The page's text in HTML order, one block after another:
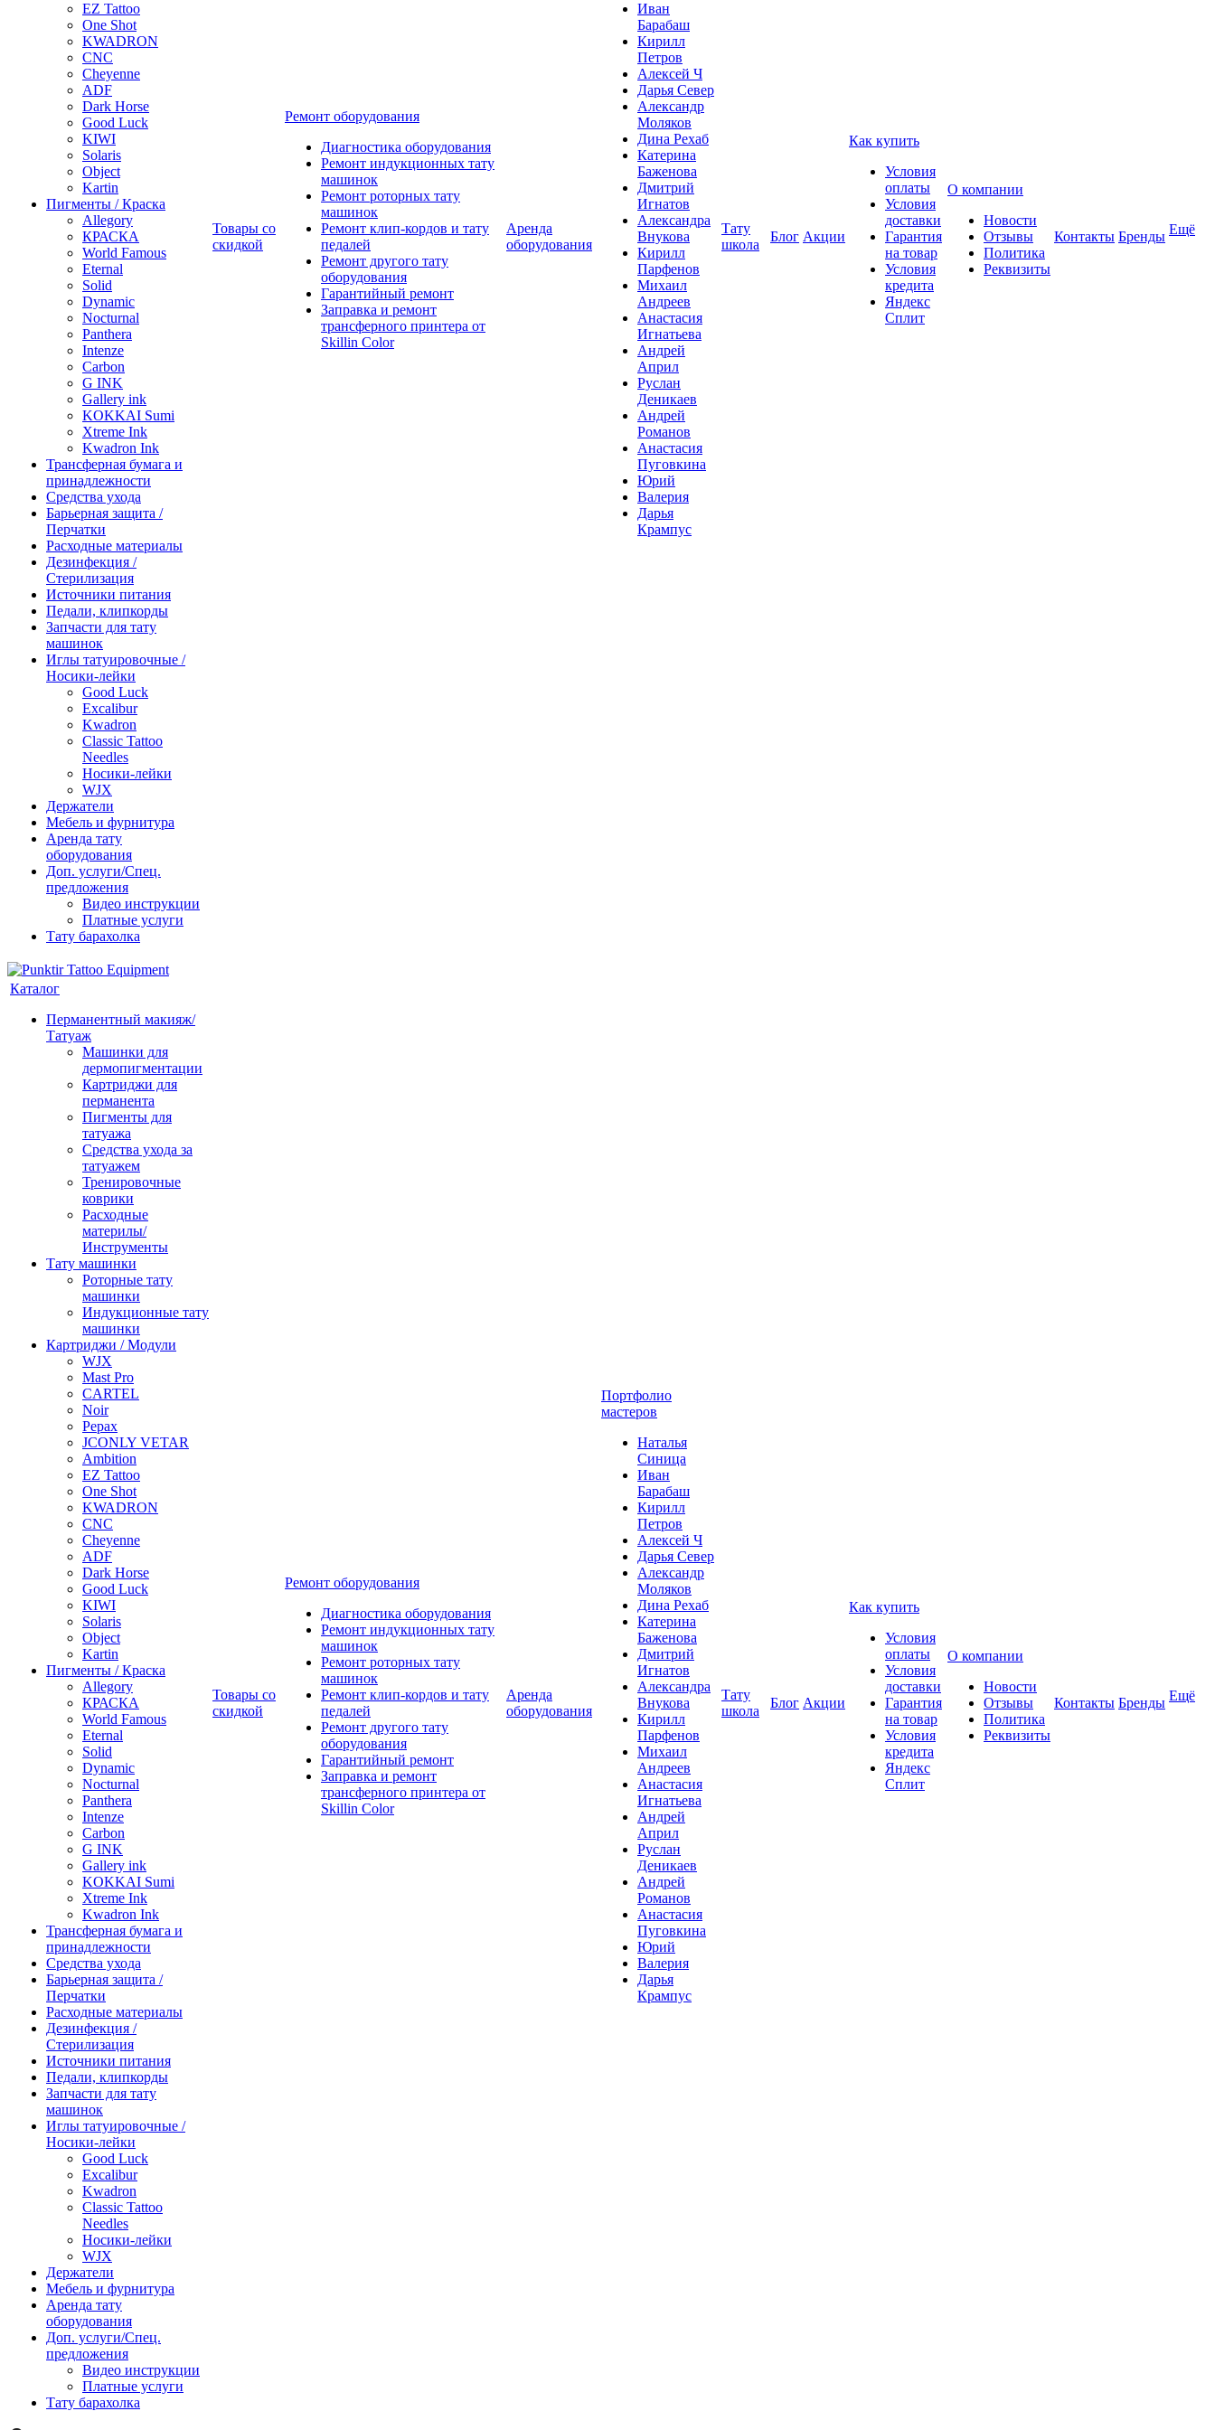
EZ Tattoo
One Shot
KWADRON
CNC
Cheyenne
ADF
Dark Horse
Good Luck
KIWI
Solaris
Object
Kartin
Пигменты / Краска
Allegory
КРАСКА
World Famous
Eternal
Solid
Dynamic
Nocturnal
Panthera
Intenze
Carbon
G INK
Gallery ink
KOKKAI Sumi
Xtreme Ink
Kwadron Ink
Трансферная бумага и
принадлежности
Средства ухода
Барьерная защита /
Перчатки
Расходные материалы
Дезинфекция /
Стерилизация
Источники питания
Педали, клипкорды
Запчасти для тату
машинок
Иглы татуировочные /
Носики-лейки
Good Luck
Excalibur
Kwadron
Classic Tattoo
Needles
Носики-лейки
WJX
Держатели
Мебель и фурнитура
Аренда тату
оборудования
Доп. услуги/Спец.
предложения
Видео инструкции
Платные услуги
Тату барахолка
Товары со
скидкой
Ремонт оборудования
Диагностика оборудования
Ремонт индукционных тату
машинок
Ремонт роторных тату
машинок
Ремонт клип-кордов и тату
педалей
Ремонт другого тату
оборудования
Гарантийный ремонт
Заправка и ремонт
трансферного принтера от
Skillin Color
Аренда
оборудования
Иван
Барабаш
Кирилл
Петров
Алексей Ч
Дарья Север
Александр
Моляков
Дина Рехаб
Катерина
Баженова
Дмитрий
Игнатов
Александра
Внукова
Кирилл
Парфенов
Михаил
Андреев
Анастасия
Игнатьева
Андрей
Април
Руслан
Деникаев
Андрей
Романов
Анастасия
Пуговкина
Юрий
Валерия
Дарья
Крампус
Тату
школа
Блог Акции
Как купить
Условия
оплаты
Условия
доставки
Гарантия
на товар
Условия
кредита
Яндекс
Сплит
О компании
Новости
Отзывы
Политика
Реквизиты
Контакты Бренды Ещё
Каталог
Перманентный макияж/
Татуаж
Машинки для
дермопигментации
Картриджи для
перманента
Пигменты для
татуажа
Средства ухода за
татуажем
Тренировочные
коврики
Расходные
материлы/
Инструменты
Тату машинки
Роторные тату
машинки
Индукционные тату
машинки
Картриджи / Модули
WJX
Mast Pro
CARTEL
Noir
Pepax
JCONLY VETAR
Ambition
EZ Tattoo
One Shot
KWADRON
CNC
Cheyenne
ADF
Dark Horse
Good Luck
KIWI
Solaris
Object
Kartin
Пигменты / Краска
Allegory
КРАСКА
World Famous
Eternal
Solid
Dynamic
Nocturnal
Panthera
Intenze
Carbon
G INK
Gallery ink
KOKKAI Sumi
Xtreme Ink
Kwadron Ink
Трансферная бумага и
принадлежности
Средства ухода
Барьерная защита /
Перчатки
Расходные материалы
Дезинфекция /
Стерилизация
Источники питания
Педали, клипкорды
Запчасти для тату
машинок
Иглы татуировочные /
Носики-лейки
Good Luck
Excalibur
Kwadron
Classic Tattoo
Needles
Носики-лейки
WJX
Держатели
Мебель и фурнитура
Аренда тату
оборудования
Доп. услуги/Спец.
предложения
Видео инструкции
Платные услуги
Тату барахолка
Товары со
скидкой
Ремонт оборудования
Диагностика оборудования
Ремонт индукционных тату
машинок
Ремонт роторных тату
машинок
Ремонт клип-кордов и тату
педалей
Ремонт другого тату
оборудования
Гарантийный ремонт
Заправка и ремонт
трансферного принтера от
Skillin Color
Аренда
оборудования
Портфолио
мастеров
Наталья
Синица
Иван
Барабаш
Кирилл
Петров
Алексей Ч
Дарья Север
Александр
Моляков
Дина Рехаб
Катерина
Баженова
Дмитрий
Игнатов
Александра
Внукова
Кирилл
Парфенов
Михаил
Андреев
Анастасия
Игнатьева
Андрей
Април
Руслан
Деникаев
Андрей
Романов
Анастасия
Пуговкина
Юрий
Валерия
Дарья
Крампус
Тату
школа
Блог Акции
Как купить
Условия
оплаты
Условия
доставки
Гарантия
на товар
Условия
кредита
Яндекс
Сплит
О компании
Новости
Отзывы
Политика
Реквизиты
Контакты Бренды Ещё